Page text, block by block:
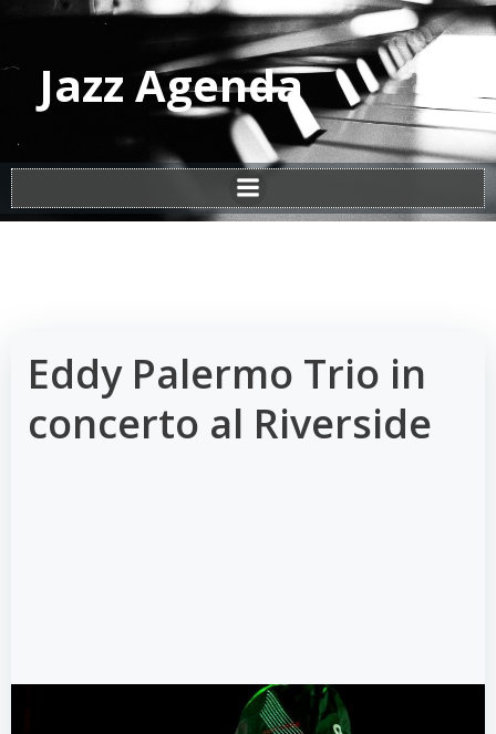
Vai
al
contenuto
Jazz Agenda
Eddy Palermo Trio in
concerto al Riverside